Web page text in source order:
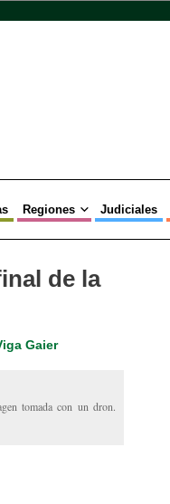
Regiones Judiciales
de la
Gaier
tomada con un dron.